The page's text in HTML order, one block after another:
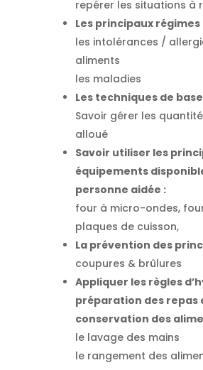
repérer les situations à
Les principaux
les intolérances /
aliments
les maladies
Les techniques de
Savoir gérer les
alloué
Savoir utiliser les
équipements
personne aidée :
four à micro-ondes,
plaques de cuisson,
La prévention des
coupures & brûlures
Appliquer les règles
préparation des repas
conservation des
le lavage des mains
le rangement des